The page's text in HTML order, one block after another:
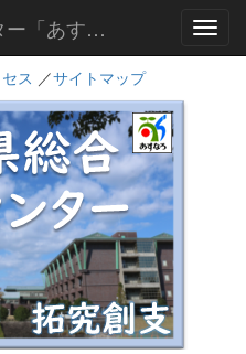
静岡県総合教育センター「あすなろ」
ス ／サイトマップ